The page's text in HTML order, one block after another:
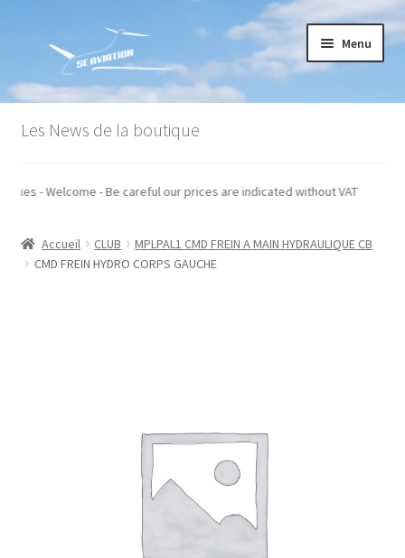
la
navigation
contenu
Menu
Accueil
Conditions générales de vente
Mon compte
Les News de la boutique
taxes - Welcome - Be careful our prices are indicated without VAT
Accueil CLUB
MPLPAL1 CMD FREIN A MAIN HYDRAULIQUE CB
CMD FREIN HYDRO CORPS GAUCHE